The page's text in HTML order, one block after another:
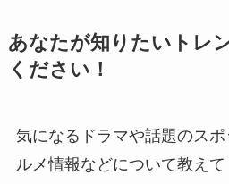
あなたが知りたいトレ
ください！
気になるドラマや話題のス
ルメ情報などについて教えて